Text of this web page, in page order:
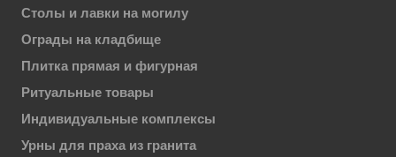
Столы и лавки на могилу
Ограды на кладбище
Плитка прямая и фигурная
Ритуальные товары
Индивидуальные комплексы
Урны для праха из гранита